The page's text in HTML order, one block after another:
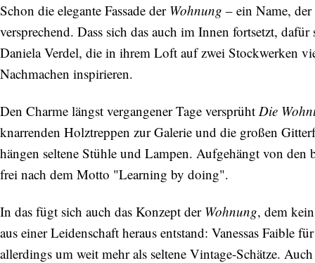
Schon die elegante Fassade der Wohnung – ein Name,
versprechend. Dass sich das auch im Innen fortsetzt,
Daniela Verdel, die in ihrem Loft auf zwei Stockwerken
Nachmachen inspirieren.
Den Charme längst vergangener Tage versprüht Die
knarrenden Holztreppen zur Galerie und die großen
hängen seltene Stühle und Lampen. Aufgehängt von den
frei nach dem Motto "Learning by doing".
In das fügt sich auch das Konzept der Wohnung, dem
aus einer Leidenschaft heraus entstand: Vanessas Faible
allerdings um weit mehr als seltene Vintage-Schätze.